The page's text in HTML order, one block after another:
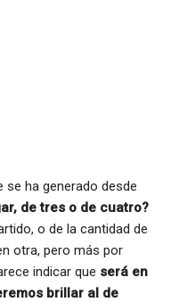
se ha generado desde
de tres o de cuatro?
o de la cantidad de
otra, pero más por
indicar que será en
brillar al de